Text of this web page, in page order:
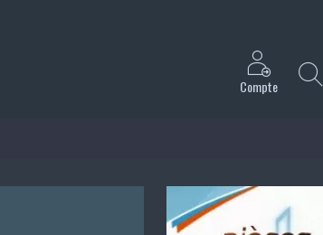
Compte